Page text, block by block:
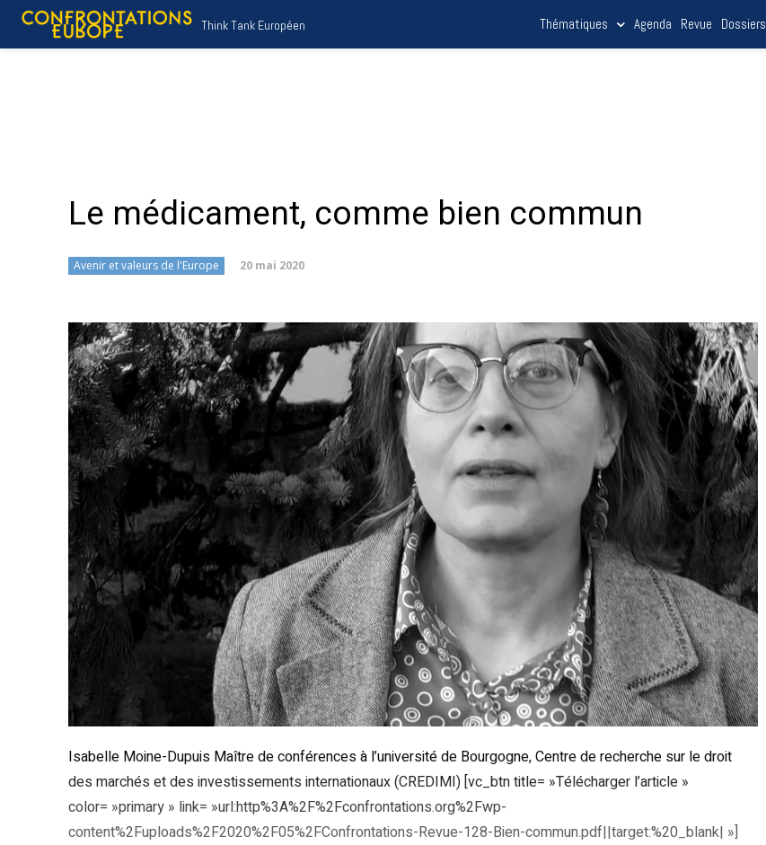
Think Tank Européen Thématiques Agenda Revue Dossiers
Le médicament, comme bien commun
Avenir et valeurs de l'Europe 20 mai 2020
Isabelle Moine-Dupuis Maître de conférences à l’université de Bourgogne, Centre de recherche sur le droit
des marchés et des investissements internationaux (CREDIMI) [vc_btn title= »Télécharger l’article »
color= »primary » link= »url:http%3A%2F%2Fconfrontations.org%2Fwp-
content%2Fuploads%2F2020%2F05%2FConfrontations-Revue-128-Bien-commun.pdf||target:%20_blank| »]